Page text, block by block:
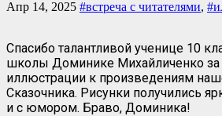
Апр 14, 2025 #встреча с читателями,
Спасибо талантливой ученице 10
школы Доминике Михайличенко
иллюстрации к произведениям
Сказочника. Рисунки получились
и с юмором. Браво, Доминика!